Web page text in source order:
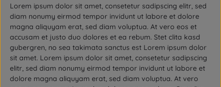
Lorem ipsum dolor sit amet, consetetur sadipscing elitr, sed
diam nonumy eirmod tempor invidunt ut labore et dolore
magna aliquyam erat, sed diam voluptua. At vero eos et
accusam et justo duo dolores et ea rebum. Stet clita kasd
gubergren, no sea takimata sanctus est Lorem ipsum dolor
sit amet. Lorem ipsum dolor sit amet, consetetur sadipscing
elitr, sed diam nonumy eirmod tempor invidunt ut labore et
dolore magna aliquyam erat, sed diam voluptua. At vero